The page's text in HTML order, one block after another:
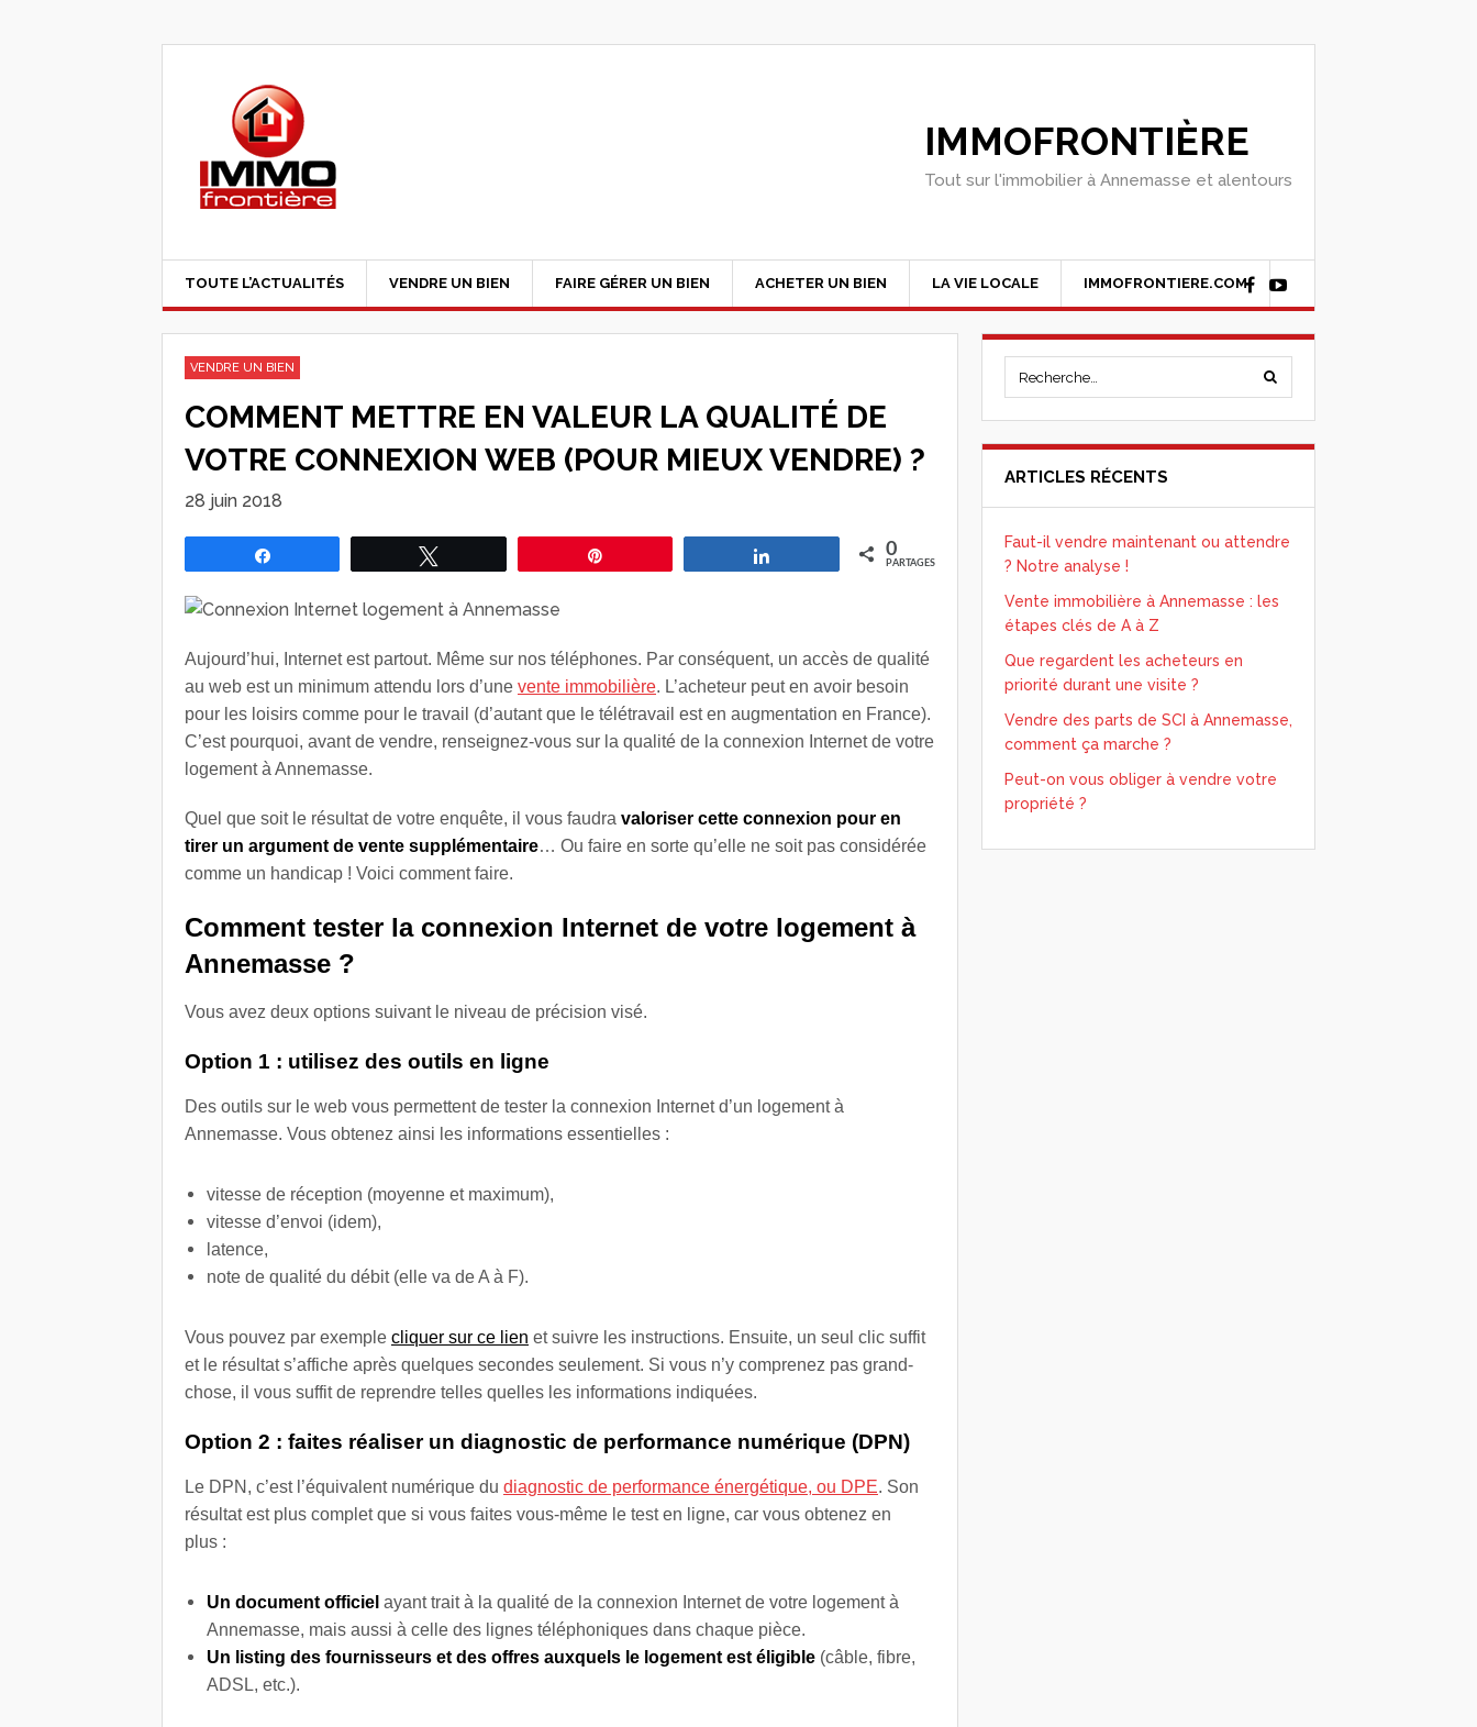
IMMOFRONTIÈRE
Tout sur l'immobilier à Annemasse et alentours
TOUTE L’ACTUALITÉS VENDRE UN BIEN FAIRE GÉRER UN BIEN ACHETER UN BIEN LA VIE LOCALE IMMOFRONTIERE.COM
VENDRE UN BIEN
COMMENT METTRE EN VALEUR LA QUALITÉ DE
VOTRE CONNEXION WEB (POUR MIEUX VENDRE) ?
28 juin 2018
0
PARTAGES
Aujourd’hui, Internet est partout. Même sur nos téléphones. Par conséquent, un accès de qualité
au web est un minimum attendu lors d’une vente immobilière. L’acheteur peut en avoir besoin
pour les loisirs comme pour le travail (d’autant que le télétravail est en augmentation en France).
C’est pourquoi, avant de vendre, renseignez-vous sur la qualité de la connexion Internet de votre
logement à Annemasse.
Quel que soit le résultat de votre enquête, il vous faudra valoriser cette connexion pour en
tirer un argument de vente supplémentaire… Ou faire en sorte qu’elle ne soit pas considérée
comme un handicap ! Voici comment faire.
Comment tester la connexion Internet de votre logement à
Annemasse ?
Vous avez deux options suivant le niveau de précision visé.
Option 1 : utilisez des outils en ligne
Des outils sur le web vous permettent de tester la connexion Internet d’un logement à
Annemasse. Vous obtenez ainsi les informations essentielles :
vitesse de réception (moyenne et maximum),
vitesse d’envoi (idem),
latence,
note de qualité du débit (elle va de A à F).
Vous pouvez par exemple cliquer sur ce lien et suivre les instructions. Ensuite, un seul clic suffit
et le résultat s’affiche après quelques secondes seulement. Si vous n’y comprenez pas grand-
chose, il vous suffit de reprendre telles quelles les informations indiquées.
Option 2 : faites réaliser un diagnostic de performance numérique (DPN)
Le DPN, c’est l’équivalent numérique du diagnostic de performance énergétique, ou DPE. Son
résultat est plus complet que si vous faites vous-même le test en ligne, car vous obtenez en
plus :
Un document officiel ayant trait à la qualité de la connexion Internet de votre logement à
Annemasse, mais aussi à celle des lignes téléphoniques dans chaque pièce.
Un listing des fournisseurs et des offres auxquels le logement est éligible (câble, fibre,
ADSL, etc.).
ARTICLES RÉCENTS
Faut-il vendre maintenant ou attendre
? Notre analyse !
Vente immobilière à Annemasse : les
étapes clés de A à Z
Que regardent les acheteurs en
priorité durant une visite ?
Vendre des parts de SCI à Annemasse,
comment ça marche ?
Peut-on vous obliger à vendre votre
propriété ?